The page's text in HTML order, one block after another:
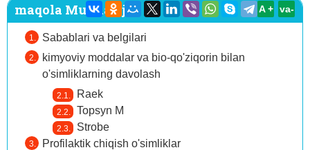
maqola Mundarija:
Sabablari va belgilari
kimyoviy moddalar va bio-qo'ziqorin bilan
o'simliklarning davolash
Raek
Topsyn M
Strobe
Profilaktik chiqish o'simliklar
A + va-